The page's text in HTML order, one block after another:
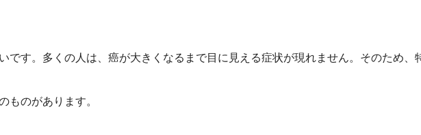
です。多くの人は、癌が大きくなるまで目に見える症状が現れません。そのため
ものがあります。